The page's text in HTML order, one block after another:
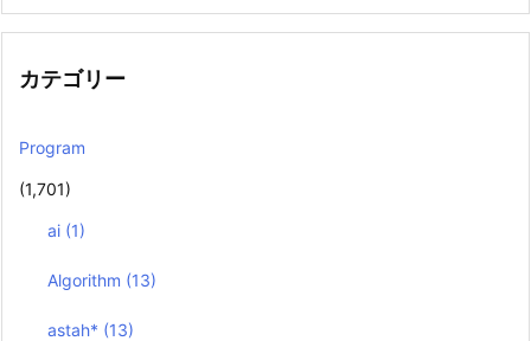
カテゴリー
Program
(1,701)
ai (1)
Algorithm (13)
astah* (13)